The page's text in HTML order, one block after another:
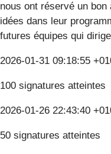
nous ont réservé un
idées dans leur
futures équipes qui
2026-01-31 09:18:55
100 signatures atteintes
2026-01-26 22:43:40
50 signatures atteintes